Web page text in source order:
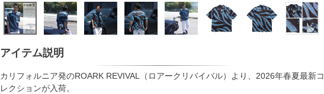
アイテム説明
カリフォルニア発のROARK REVIVAL（ロアークリバイバル）より、2026年春夏最新コ
レクションが入荷。